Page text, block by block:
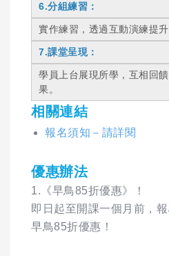
6.分組練習：
實作練習，透過互動演練提升
7.課堂呈現：
學員上台展現所學，互相回
果。
相關連結
報名須知－請詳閱
優惠辦法
1.《早鳥85折優惠》！
即日起至開課一個月前，
早鳥85折優惠！